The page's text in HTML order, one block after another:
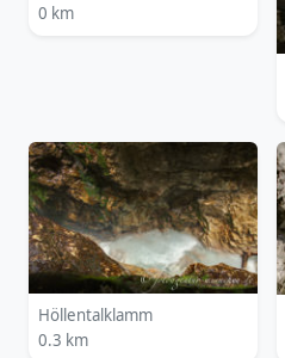
0 km
Höllentalklamm
0.3 km